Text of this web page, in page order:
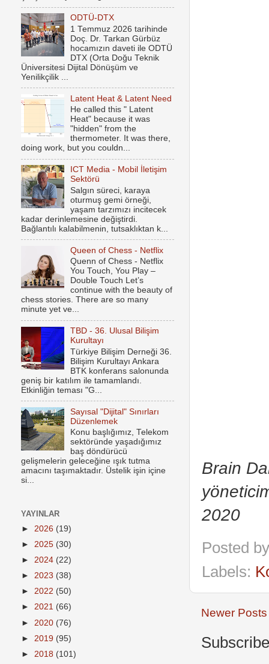
Brain
2020
Posted
Labels:
Newer Posts
ODTÜ-DTX
1 Temmuz 2026 tarihinde
Doç. Dr. Tarkan Gürbüz
hocamızın daveti ile ODTÜ
DTX (Orta Doğu Teknik
Üniversitesi Dijital Dönüşüm ve
Yenilikçilik ...
Latent Heat & Latent Need
He called this " Latent
Heat" because it was
"hidden" from the
thermometer. It was there,
doing work, but you couldn...
ICT Media - Mobil İletişim
Sektörü
Salgın süreci, karaya
oturmuş gemi örneği,
yaşam tarzımızı incitecek
kadar derinlemesine değiştirdi.
Bağlantılı kalabilmenin, tutsaklıktan k...
Queen of Chess - Netflix
Quenn of Chess - Netflix
You Touch, You Play –
Double Touch Let’s
continue with the beauty of
chess stories. There are so many
minute yet ve...
TBD - 36. Ulusal Bilişim
Kurultayı
Türkiye Bilişim Derneği 36.
Bilişim Kurultayı Ankara
BTK konferans salonunda
geniş bir katılım ile tamamlandı.
Etkinliğin teması "G...
Sayısal "Dijital" Sınırları
Düzenlemek
Konu başlığımız, Telekom
sektöründe yaşadığımız
baş döndürücü
gelişmelerin geleceğine ışık tutma
amacını taşımaktadır. Üstelik işin içine
si...
YAYINLAR
► 2026 (19)
► 2025 (30)
► 2024 (22)
► 2023 (38)
► 2022 (50)
► 2021 (66)
► 2020 (76)
► 2019 (95)
► 2018 (101)